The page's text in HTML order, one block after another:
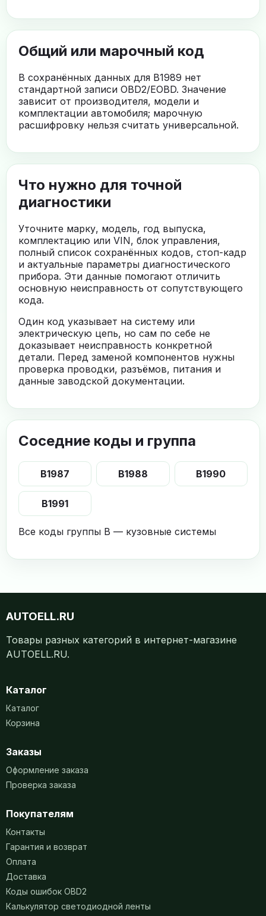
Общий или марочный код
В сохранённых данных для B1989 нет
стандартной записи OBD2/EOBD. Значение
зависит от производителя, модели и
комплектации автомобиля; марочную
расшифровку нельзя считать универсальной.
Что нужно для точной
диагностики
Уточните марку, модель, год выпуска,
комплектацию или VIN, блок управления,
полный список сохранённых кодов, стоп-кадр
и актуальные параметры диагностического
прибора. Эти данные помогают отличить
основную неисправность от сопутствующего
кода.
Один код указывает на систему или
электрическую цепь, но сам по себе не
доказывает неисправность конкретной
детали. Перед заменой компонентов нужны
проверка проводки, разъёмов, питания и
данные заводской документации.
Соседние коды и группа
B1987 B1988 B1990
B1991
Все коды группы B — кузовные системы
AUTOELL.RU
Товары разных категорий в интернет-магазине
AUTOELL.RU.
Каталог
Каталог
Корзина
Заказы
Оформление заказа
Проверка заказа
Покупателям
Контакты
Гарантия и возврат
Оплата
Доставка
Коды ошибок OBD2
Калькулятор светодиодной ленты